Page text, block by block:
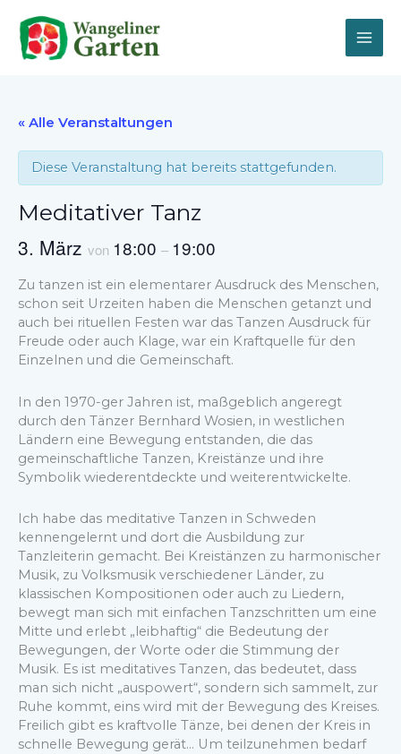
Inhalt
springen
« Alle Veranstaltungen
Diese Veranstaltung hat bereits stattgefunden.
Meditativer Tanz
3. März von 18:00 – 19:00
Zu tanzen ist ein elementarer Ausdruck des Menschen,
schon seit Urzeiten haben die Menschen getanzt und
auch bei rituellen Festen war das Tanzen Ausdruck für
Freude oder auch Klage, war ein Kraftquelle für den
Einzelnen und die Gemeinschaft.
In den 1970-ger Jahren ist, maßgeblich angeregt
durch den Tänzer Bernhard Wosien, in westlichen
Ländern eine Bewegung entstanden, die das
gemeinschaftliche Tanzen, Kreistänze und ihre
Symbolik wiederentdeckte und weiterentwickelte.
Ich habe das meditative Tanzen in Schweden
kennengelernt und dort die Ausbildung zur
Tanzleiterin gemacht. Bei Kreistänzen zu harmonischer
Musik, zu Volksmusik verschiedener Länder, zu
klassischen Kompositionen oder auch zu Liedern,
bewegt man sich mit einfachen Tanzschritten um eine
Mitte und erlebt „leibhaftig“ die Bedeutung der
Bewegungen, der Worte oder die Stimmung der
Musik. Es ist meditatives Tanzen, das bedeutet, dass
man sich nicht „auspowert“, sondern sich sammelt, zur
Ruhe kommt, eins wird mit der Bewegung des Kreises.
Freilich gibt es kraftvolle Tänze, bei denen der Kreis in
schnelle Bewegung gerät… Um teilzunehmen bedarf